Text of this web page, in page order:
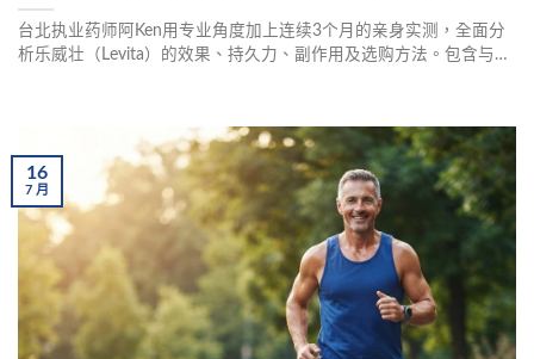
台北执业药师阿Ken用专业角度加上连续3个月的亲身实测，全面分
析乐威壮（Levita）的效果、持久力、副作用及选购方法。包含与威
16
7月